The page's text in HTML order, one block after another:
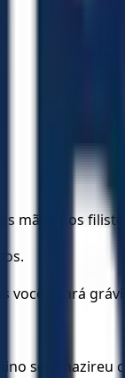
mãos dos
você ficará
será nazireu